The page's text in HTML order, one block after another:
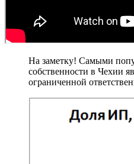
На заметку! Самыми
собственности в Чехии
ограниченной